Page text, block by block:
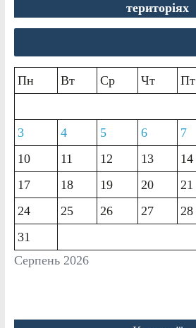
територіях
Серпень 2026
Пн Вт Ср Чт Пт
3
4 5 6 7
10
11 12 13 14
17
18 19 20 21
24
25 26 27 28
31